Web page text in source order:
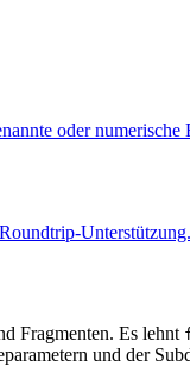
oder numerische
Fragmenten. Es lehnt
und der